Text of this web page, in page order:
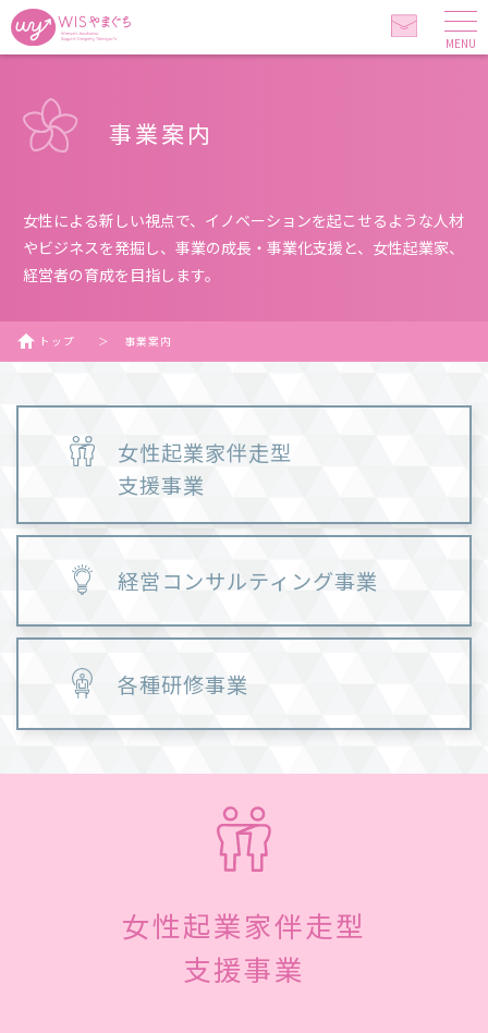
事業案内
女性による新しい視点で、イノベーションを起こせるような人材
やビジネスを発掘し、事業の成長・事業化支援と、女性起業家、
経営者の育成を目指します。
トップ ＞ 事業案内
女性起業家伴走型
支援事業
経営コンサルティング事業
各種研修事業
女性起業家伴走型
支援事業
MENU